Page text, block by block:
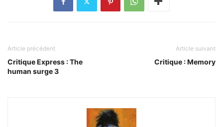
Article précédent
Critique Express : The
human surge 3
Article suivant
Critique : Memory